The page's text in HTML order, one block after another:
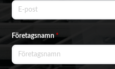
Företagsnamn*